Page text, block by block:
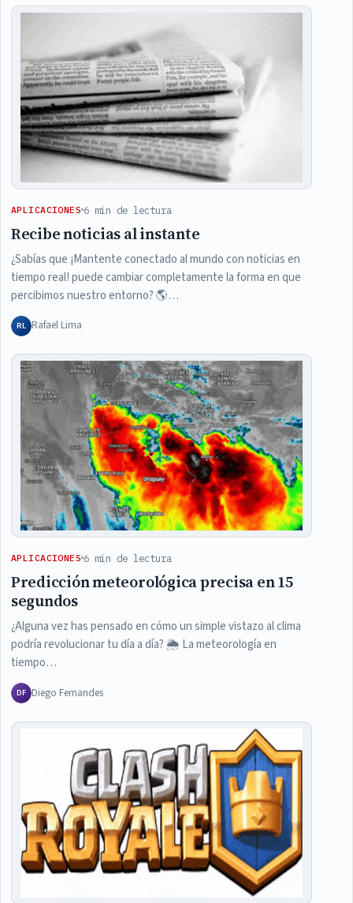
APLICACIONES 6 min de lectura
Recibe noticias al instante
¿Sabías que ¡Mantente conectado al mundo con noticias en
tiempo real! puede cambiar completamente la forma en que
percibimos nuestro entorno? 🌎…
RL Rafael Lima
APLICACIONES 6 min de lectura
Predicción meteorológica precisa en 15
segundos
¿Alguna vez has pensado en cómo un simple vistazo al clima
podría revolucionar tu día a día? 🌦️ La meteorología en
tiempo…
DF Diego Fernandes